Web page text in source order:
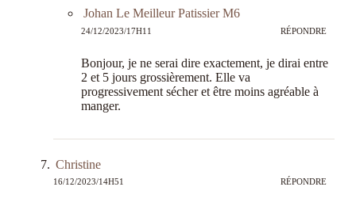
Johan Le Meilleur Patissier M6
24/12/2023/17H11 RÉPONDRE
Bonjour, je ne serai dire exactement, je dirai entre
2 et 5 jours grossièrement. Elle va
progressivement sécher et être moins agréable à
manger.
Christine
16/12/2023/14H51 RÉPONDRE